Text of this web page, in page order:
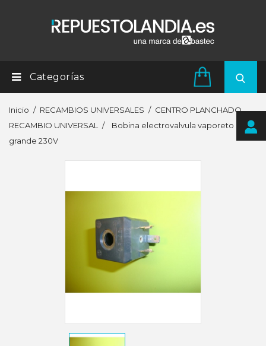
Categorías
Inicio RECAMBIOS UNIVERSALES
CENTRO PLANCHADO
RECAMBIO UNIVERSAL
Bobina electrovalvula vaporeto st.
grande 230V